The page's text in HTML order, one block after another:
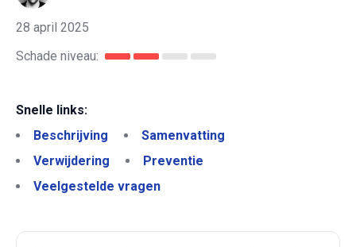
28 april 2025
Schade niveau:
Snelle links:
Beschrijving
Samenvatting
Verwijdering
Preventie
Veelgestelde vragen